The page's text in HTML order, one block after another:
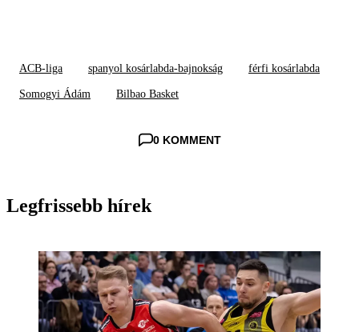
ACB-liga spanyol kosárlabda-bajnokság férfi kosárlabda
Somogyi Ádám Bilbao Basket
0 KOMMENT
Legfrissebb hírek